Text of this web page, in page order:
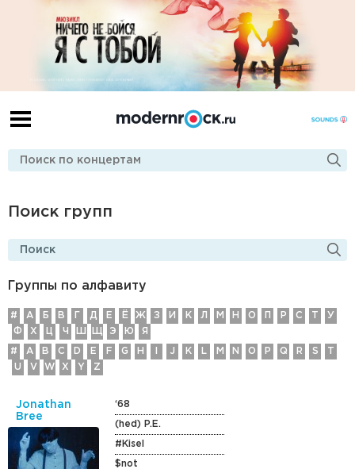
Поиск групп
Группы по алфавиту
# А Б В Г Д E Ё Ж З И К Л М Н О П Р С Т
У
Ф
Х Ц Ч Ш Щ Э Ю Я
# A B C D E F G H J K L M N O P Q R S
T
U
V W X Y Z
Jonathan
Bree
‘68
(hed) P.E.
#Kisel
$not